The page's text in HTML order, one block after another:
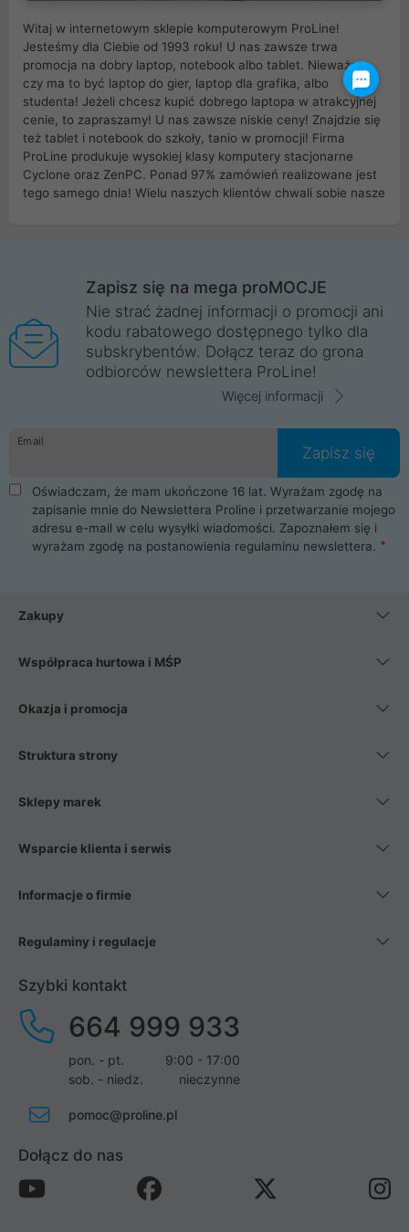
Witaj w internetowym sklepie komputerowym ProLine!
Jesteśmy dla Ciebie od 1993 roku! U nas zawsze trwa
promocja na dobry laptop, notebook albo tablet. Nieważne
czy ma to być laptop do gier, laptop dla grafika, albo
studenta! Jeżeli chcesz kupić dobrego laptopa w atrakcyjnej
cenie, to zapraszamy! U nas zawsze niskie ceny! Znajdzie się
też tablet i notebook do szkoły, tanio w promocji! Firma
ProLine produkuje wysokiej klasy komputery stacjonarne
Cyclone oraz ZenPC. Ponad 97% zamówień realizowane jest
tego samego dnia! Wielu naszych klientów chwali sobie nasze
Wrocław, Poznań, Legnica, Katowice, Gliwice, Kalisz, Bytom,
Trzebnica, Opole. Szybka i profesjonalna obsługa!
ProLine to polska firma ze 100% polskim kapitałem. Działamy
legalnie i płacimy podatki w naszym kraju! Posiadamy siedzibę
główną w Mirkowie oraz salony na terenie kraju. Cała
komunikacja ze sklepem komputerowym ProLine jest
danych osobowych. Dlatego zakup notebooka albo laptopa w
ProLine to czysta przyjemność i pełne bezpieczeństwo.
Zaopatrzysz się u nas w akcesoria i części komputerowe
takie jak procesory, karty graficzne, płyty główne, pamięci,
dyski SSD, M.2 oraz HDD. Nasi pracownicy pomogą Ci wybrać
najlepszy zasilacz komputerowy oraz obudowę do komputera.
Poza komputerami mamy również najlepsze na rynku
Smartfony takich producentów jak Xiaomi, Apple, Samsung i
wentylatory. Na koniec mając już to wszystko, możesz
Zapisz się na mega proMOCJE
Nie strać żadnej informacji o promocji ani
kodu rabatowego dostępnego tylko dla
subskrybentów. Dołącz teraz do grona
odbiorców newslettera ProLine!
Więcej informacji
Email
Zapisz się
Oświadczam, że mam ukończone 16 lat. Wyrażam zgodę na
zapisanie mnie do Newslettera Proline i przetwarzanie mojego
adresu e-mail w celu wysyłki wiadomości. Zapoznałem się i
wyrażam zgodę na postanowienia regulaminu newslettera.
Zakupy
Współpraca hurtowa i MŚP
Okazja i promocja
Struktura strony
Sklepy marek
Wsparcie klienta i serwis
Informacje o firmie
Regulaminy i regulacje
Szybki kontakt
664 999 933
pon. - pt.
9:00 - 17:00
sob. - niedz.
nieczynne
pomoc@proline.pl
Dołącz do nas